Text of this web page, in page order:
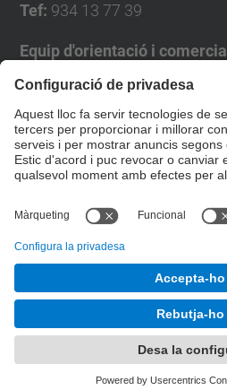
Tef: 934 13 77 39
Equip d'orientació i comercial
José Luís Grande
Tel. 93 4137194
jose.luis.grande@upc.edu
Formulari de contacte
Desenvolupat amb